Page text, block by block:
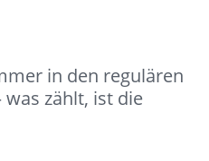
in den regulären
zählt, ist die